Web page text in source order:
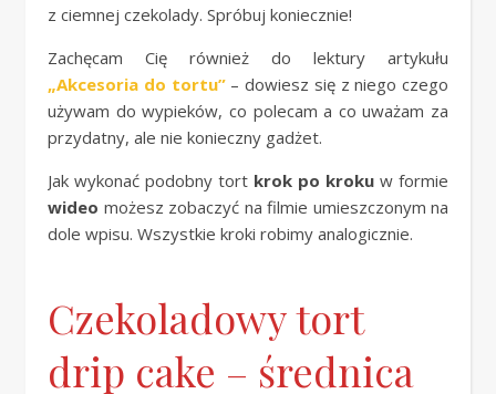
z ciemnej czekolady. Spróbuj koniecznie!
Zachęcam Cię również do lektury artykułu
„Akcesoria do tortu”– dowiesz się z niego czego
używam do wypieków, co polecam a co uważam za
przydatny, ale nie konieczny gadżet.
Jak wykonać podobny tort krok po kroku w formie
wideo możesz zobaczyć na filmie umieszczonym na
dole wpisu. Wszystkie kroki robimy analogicznie.
Czekoladowy tort
drip cake – średnica